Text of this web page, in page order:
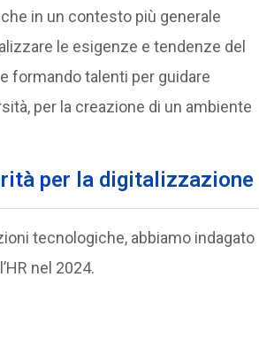
in un contesto più generale
le esigenze e tendenze del
formando talenti per guidare
per la creazione di un ambiente
per la digitalizzazione
tecnologiche, abbiamo indagato
nel 2024.